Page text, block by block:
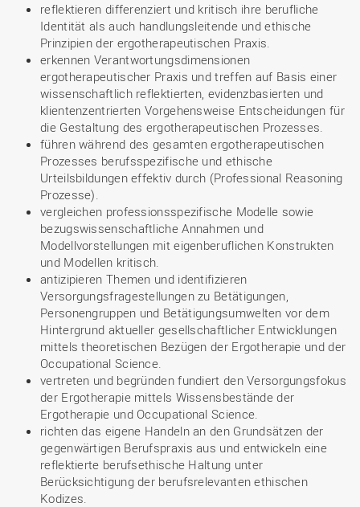
reflektieren differenziert und kritisch ihre berufliche
Identität als auch handlungsleitende und ethische
Prinzipien der ergotherapeutischen Praxis.
erkennen Verantwortungsdimensionen
ergotherapeutischer Praxis und treffen auf Basis einer
wissenschaftlich reflektierten, evidenzbasierten und
klientenzentrierten Vorgehensweise Entscheidungen für
die Gestaltung des ergotherapeutischen Prozesses.
führen während des gesamten ergotherapeutischen
Prozesses berufsspezifische und ethische
Urteilsbildungen effektiv durch (Professional Reasoning
Prozesse).
vergleichen professionsspezifische Modelle sowie
bezugswissenschaftliche Annahmen und
Modellvorstellungen mit eigenberuflichen Konstrukten
und Modellen kritisch.
antizipieren Themen und identifizieren
Versorgungsfragestellungen zu Betätigungen,
Personengruppen und Betätigungsumwelten vor dem
Hintergrund aktueller gesellschaftlicher Entwicklungen
mittels theoretischen Bezügen der Ergotherapie und der
Occupational Science.
vertreten und begründen fundiert den Versorgungsfokus
der Ergotherapie mittels Wissensbestände der
Ergotherapie und Occupational Science.
richten das eigene Handeln an den Grundsätzen der
gegenwärtigen Berufspraxis aus und entwickeln eine
reflektierte berufsethische Haltung unter
Berücksichtigung der berufsrelevanten ethischen
Kodizes.